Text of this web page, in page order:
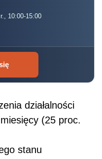
10:00-15:00
działalności
(25 proc.
stanu